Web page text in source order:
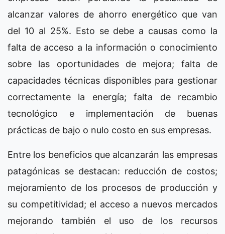
alcanzar valores de ahorro energético que van
del 10 al 25%. Esto se debe a causas como la
falta de acceso a la información o conocimiento
sobre las oportunidades de mejora; falta de
capacidades técnicas disponibles para gestionar
correctamente la energía; falta de recambio
tecnológico e implementación de buenas
prácticas de bajo o nulo costo en sus empresas.
Entre los beneficios que alcanzarán las empresas
patagónicas se destacan: reducción de costos;
mejoramiento de los procesos de producción y
su competitividad; el acceso a nuevos mercados
mejorando también el uso de los recursos